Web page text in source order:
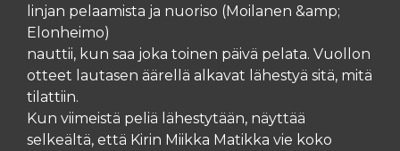
linjan pelaamista ja nuoriso (Moilanen &amp;
Elonheimo)
nauttii, kun saa joka toinen päivä pelata. Vuollon
otteet lautasen äärellä alkavat lähestyä sitä, mitä
tilattiin.
Kun viimeistä peliä lähestytään, näyttää
selkeältä, että Kirin Miikka Matikka vie koko